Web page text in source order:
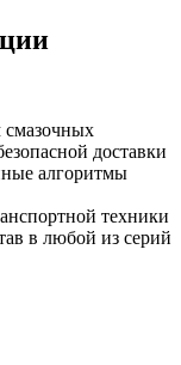
смазочных
доставки
алгоритмы
техники
в любой из серий